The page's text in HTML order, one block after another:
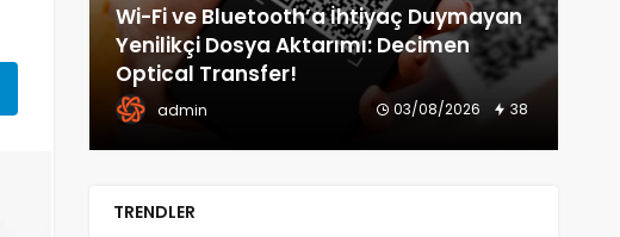
Wi-Fi ve Bluetooth’a İhtiyaç Duymayan
Yenilikçi Dosya Aktarımı: Decimen
Optical Transfer!
admin 03/08/2026 38
TRENDLER